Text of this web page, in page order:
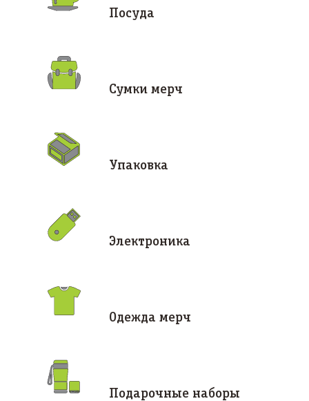
Посуда
Сумки мерч
Упаковка
Электроника
Одежда мерч
Подарочные наборы